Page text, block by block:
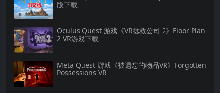
版下载
Oculus Quest 游戏《VR拯救公司 2》Floor Plan
2 VR游戏下载
Meta Quest 游戏《被遗忘的物品VR》Forgotten
Possessions VR